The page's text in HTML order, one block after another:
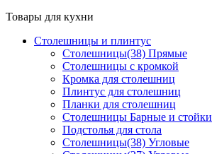
Товары для кухни
Столешницы и плинтус
Столешницы(38) Прямые
Столешницы с кромкой
Кромка для столешниц
Плинтус для столешниц
Планки для столешниц
Столешницы Барные и стойки
Подстолья для стола
Столешницы(38) Угловые